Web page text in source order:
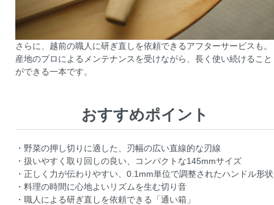
さらに、越前の職人に研ぎ直しを依頼できるアフターサービスも。
産地のプロによるメンテナンスを受けながら、長く使い続けること
ができる一本です。
おすすめポイント
・野菜の押し切りに適した、刃幅の広い直線的な刃線
・扱いやすく取り回しの良い、コンパクトな145mmサイズ
・正しく力が伝わりやすい、0.1mm単位で調整されたハンドル形状
・料理の時間に心地よいリズムを生む切り音
・職人による研ぎ直しを依頼できる「通い箱」